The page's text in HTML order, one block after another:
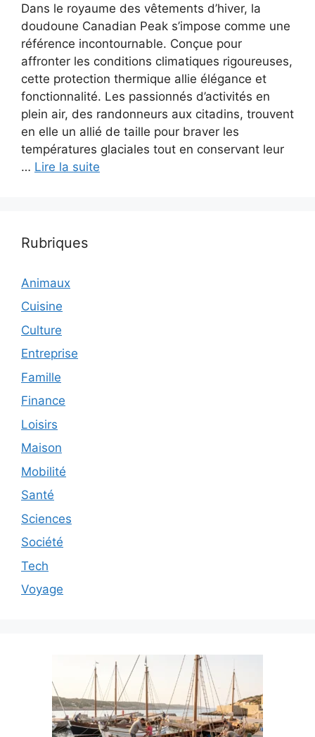
Dans le royaume des vêtements d’hiver, la
doudoune Canadian Peak s’impose comme une
référence incontournable. Conçue pour
affronter les conditions climatiques rigoureuses,
cette protection thermique allie élégance et
fonctionnalité. Les passionnés d’activités en
plein air, des randonneurs aux citadins, trouvent
en elle un allié de taille pour braver les
températures glaciales tout en conservant leur
… Lire la suite
Rubriques
Animaux
Cuisine
Culture
Entreprise
Famille
Finance
Loisirs
Maison
Mobilité
Santé
Sciences
Société
Tech
Voyage